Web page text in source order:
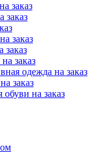
заказ
заказ
заказ
заказ
заказ
одежда на заказ
заказ
на заказ